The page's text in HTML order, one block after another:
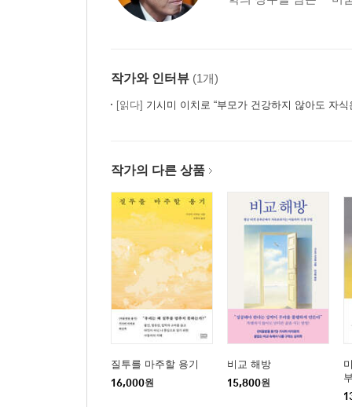
작가와 인터뷰 (1개)
[읽다] 기시미 이치로 “부모가 건강하지 않아도 자
작가의 다른 상품
질투를 마주할 용기
16,000원
비교 해방
15,800원